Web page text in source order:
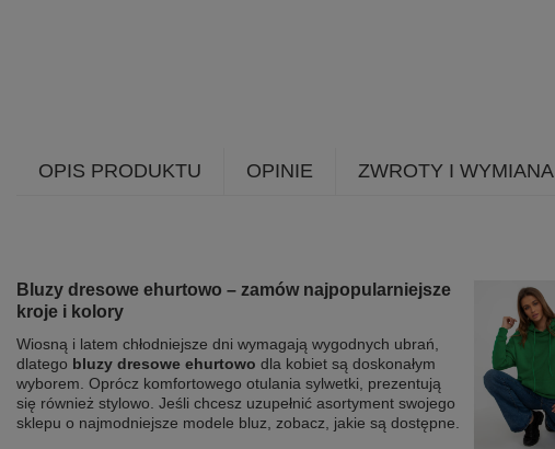
OPIS PRODUKTU OPINIE ZWROTY I WYMIANA
Bluzy dresowe ehurtowo – zamów najpopularniejsze
kroje i kolory
Wiosną i latem chłodniejsze dni wymagają wygodnych ubrań,
dlatego bluzy dresowe ehurtowo dla kobiet są doskonałym
wyborem. Oprócz komfortowego otulania sylwetki, prezentują
się również stylowo. Jeśli chcesz uzupełnić asortyment swojego
sklepu o najmodniejsze modele bluz, zobacz, jakie są dostępne.